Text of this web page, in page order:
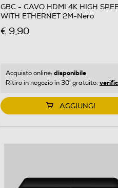
GBC - CAVO HDMI 4K HIGH
WITH ETHERNET 2M-Nero
€ 9,90
Acquisto online: disponibile
Ritiro in negozio in 30' gratuito:
AGGIUNGI